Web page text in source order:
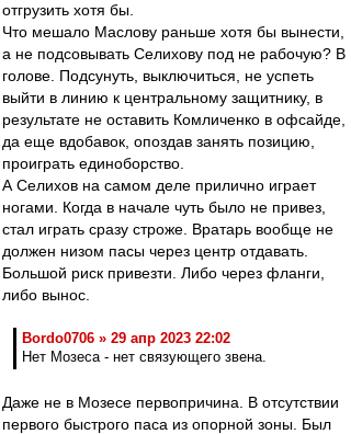
отгрузить хотя бы.
Что мешало Маслову раньше хотя бы вынести,
а не подсовывать Селихову под не рабочую? В
голове. Подсунуть, выключиться, не успеть
выйти в линию к центральному защитнику, в
результате не оставить Комличенко в офсайде,
да еще вдобавок, опоздав занять позицию,
проиграть единоборство.
А Селихов на самом деле прилично играет
ногами. Когда в начале чуть было не привез,
стал играть сразу строже. Вратарь вообще не
должен низом пасы через центр отдавать.
Большой риск привезти. Либо через фланги,
либо вынос.
Bordo0706 » 29 апр 2023 22:02
Нет Мозеса - нет связующего звена.
Даже не в Мозесе первопричина. В отсутствии
первого быстрого паса из опорной зоны. Был